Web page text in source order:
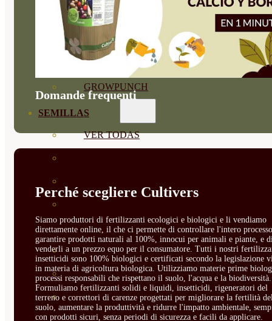
PROTECCIÓN CULTIVOS Y
PLANTAS
PLANTAS INTERIOR
GROWPUNCH
SEMILLAS
VER TODAS
HOJA
SEMILLAS AROMÁTICAS
SEMILLAS FLORES
SEMILLAS FLORES
Domande frequenti
Perché scegliere Cultivers
Siamo produttori di fertilizzanti ecologici e biologici e li vendiamo
direttamente online, il che ci permette di controllare l'intero
garantire prodotti naturali al 100%, innocui per animali e piante, e
venderli a un prezzo equo per il consumatore. Tutti i nostri
insetticidi sono 100% biologici e certificati secondo la legislazione
in materia di agricoltura biologica. Utilizziamo materie prime
processi responsabili che rispettano il suolo, l'acqua e la biodiversità.
Formuliamo fertilizzanti solidi e liquidi, insetticidi, rigeneratori del
terreno e correttori di carenze progettati per migliorare la fertilità
suolo, aumentare la produttività e ridurre l'impatto ambientale,
con prodotti sicuri, senza periodi di sicurezza e facili da applicare.